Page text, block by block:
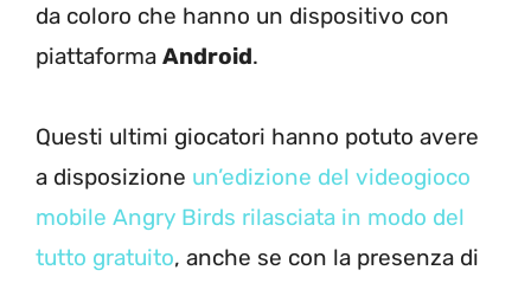
da coloro che hanno un dispositivo con
piattaforma Android.
Questi ultimi giocatori hanno potuto avere
a disposizione un’edizione del videogioco
mobile Angry Birds rilasciata in modo del
tutto gratuito, anche se con la presenza di